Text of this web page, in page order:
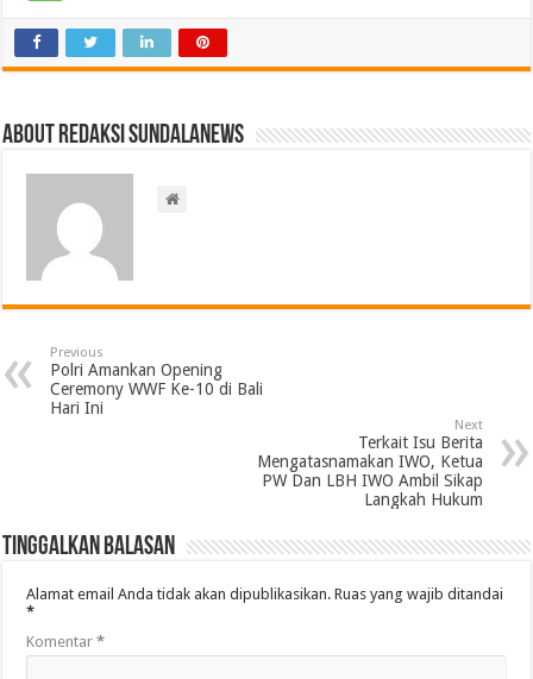
About Redaksi Sundalanews
Previous
Polri Amankan Opening
Ceremony WWF Ke-10 di Bali
Hari Ini
Next
Terkait Isu Berita
Mengatasnamakan IWO, Ketua
PW Dan LBH IWO Ambil Sikap
Langkah Hukum
Tinggalkan Balasan
Alamat email Anda tidak akan dipublikasikan. Ruas yang wajib ditandai
*
Komentar*